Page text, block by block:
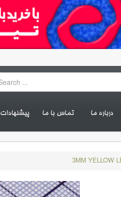
درباره ما تماس با ما پیشنهادات
3MM YELLOW